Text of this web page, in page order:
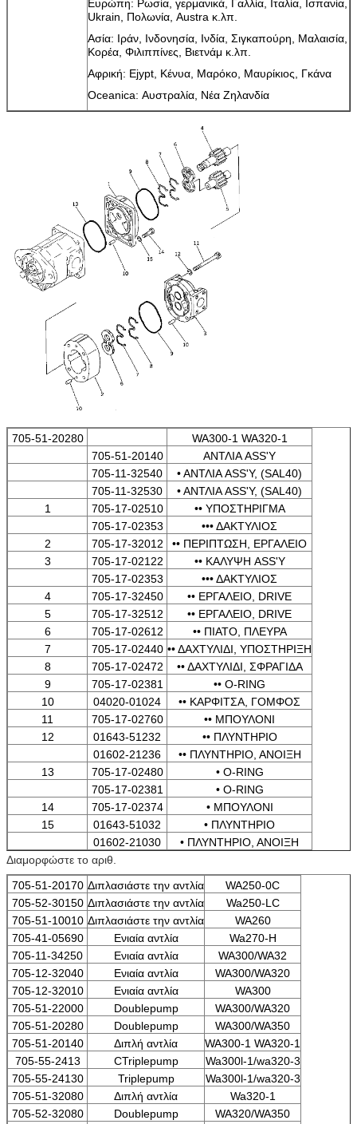
Ευρώπη: Ρωσία, γερμανικά, Γαλλία, Ιταλία, Ισπανία,
Ukrain, Πολωνία, Austra κ.λπ.
Ασία: Ιράν, Ινδονησία, Ινδία, Σιγκαπούρη, Μαλαισία,
Κορέα, Φιλιππίνες, Βιετνάμ κ.λπ.
Αφρική: Ejypt, Κένυα, Μαρόκο, Μαυρίκιος, Γκάνα
Oceanica: Αυστραλία, Νέα Ζηλανδία
705-51-20280
WA300-1 WA320-1
705-51-20140
ΑΝΤΛΙΑ ASS'Y
705-11-32540
• ΑΝΤΛΙΑ ASS'Y, (SAL40)
705-11-32530
• ΑΝΤΛΙΑ ASS'Y, (SAL40)
1
705-17-02510
•• ΥΠΟΣΤΗΡΙΓΜΑ
705-17-02353
••• ΔΑΚΤΥΛΙΟΣ
2
705-17-32012
•• ΠΕΡΙΠΤΩΣΗ, ΕΡΓΑΛΕΙΟ
3
705-17-02122
•• ΚΑΛΥΨΗ ASS'Y
705-17-02353
••• ΔΑΚΤΥΛΙΟΣ
4
705-17-32450
•• ΕΡΓΑΛΕΙΟ, DRIVE
5
705-17-32512
•• ΕΡΓΑΛΕΙΟ, DRIVE
6
705-17-02612
•• ΠΙΑΤΟ, ΠΛΕΥΡΑ
7
705-17-02440 •• ΔΑΧΤΥΛΙΔΙ, ΥΠΟΣΤΗΡΙΞΗ
8
705-17-02472
•• ΔΑΧΤΥΛΙΔΙ, ΣΦΡΑΓΙΔΑ
9
705-17-02381
•• O-RING
10
04020-01024
•• ΚΑΡΦΙΤΣΑ, ΓΟΜΦΟΣ
11
705-17-02760
•• ΜΠΟΥΛΟΝΙ
12
01643-51232
•• ΠΛΥΝΤΗΡΙΟ
01602-21236
•• ΠΛΥΝΤΗΡΙΟ, ΑΝΟΙΞΗ
13
705-17-02480
• O-RING
705-17-02381
• O-RING
14
705-17-02374
• ΜΠΟΥΛΟΝΙ
15
01643-51032
• ΠΛΥΝΤΗΡΙΟ
01602-21030
• ΠΛΥΝΤΗΡΙΟ, ΑΝΟΙΞΗ
Διαμορφώστε το αριθ.
705-51-20170 Διπλασιάστε την αντλία
WA250-0C
705-52-30150 Διπλασιάστε την αντλία
Wa250-LC
705-51-10010 Διπλασιάστε την αντλία
WA260
705-41-05690
Ενιαία αντλία
Wa270-Η
705-11-34250
Ενιαία αντλία
WA300/WA32
705-12-32040
Ενιαία αντλία
WA300/WA320
705-12-32010
Ενιαία αντλία
WA300
705-51-22000
Doublepump
WA300/WA320
705-51-20280
Doublepump
WA300/WA350
705-51-20140
Διπλή αντλία
WA300-1 WA320-1
705-55-2413
CTriplepump
Wa300l-1/wa320-3
705-55-24130
Triplepump
Wa300l-1/wa320-3
705-51-32080
Διπλή αντλία
Wa320-1
705-52-32080
Doublepump
WA320/WA350